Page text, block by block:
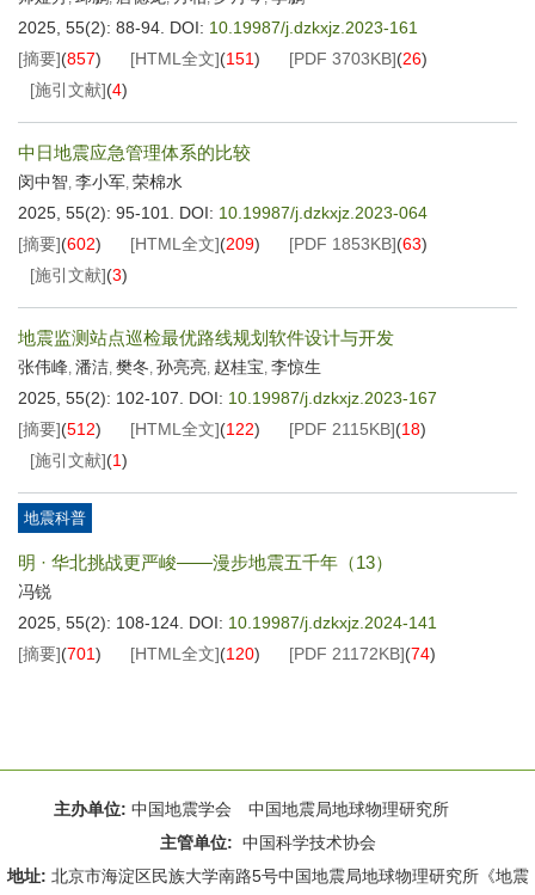
2025, 55(2): 88-94. DOI: 10.19987/j.dzkxjz.2023-161
[摘要](857) [HTML全文](151) [PDF 3703KB](26)
[施引文献](4)
中日地震应急管理体系的比较
闵中智, 李小军, 荣棉水
2025, 55(2): 95-101.
DOI: 10.19987/j.dzkxjz.2023-064
[摘要](602) [HTML全文](209) [PDF 1853KB](63)
[施引文献](3)
地震监测站点巡检最优路线规划软件设计与开发
张伟峰, 潘洁, 樊冬, 孙亮亮, 赵桂宝, 李惊生
2025, 55(2): 102-107.
DOI: 10.19987/j.dzkxjz.2023-167
[摘要](512) [HTML全文](122) [PDF 2115KB](18)
[施引文献](1)
地震科普
明 · 华北挑战更严峻——漫步地震五千年（13）
冯锐
2025, 55(2): 108-124. DOI: 10.19987/j.dzkxjz.2024-141
[摘要](701) [HTML全文](120) [PDF 21172KB](74)
主办单位: 中国地震学会 中国地震局地球物理研究所
主管单位: 中国科学技术协会
地址: 北京市海淀区民族大学南路5号中国地震局地球物理研究所《地震